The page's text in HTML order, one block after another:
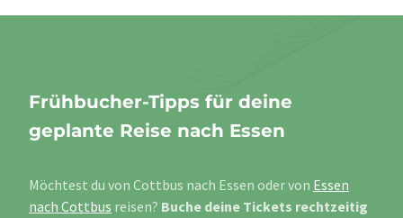
Frühbucher-Tipps für deine
geplante Reise nach Essen
Möchtest du von Cottbus nach Essen oder von Essen
nach Cottbus reisen? Buche deine Tickets rechtzeitig